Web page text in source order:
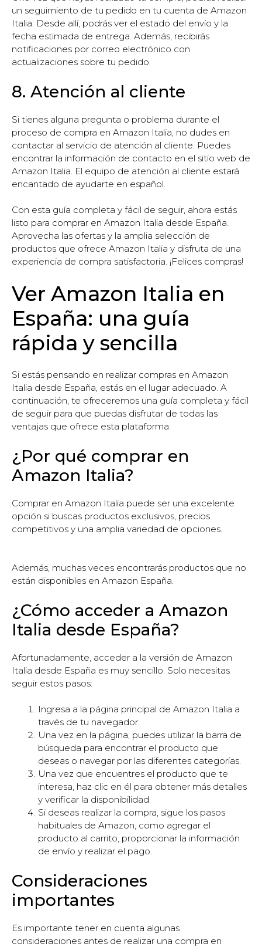
un seguimiento de tu pedido en tu cuenta de Amazon
Italia. Desde allí, podrás ver el estado del envío y la
fecha estimada de entrega. Además, recibirás
notificaciones por correo electrónico con
actualizaciones sobre tu pedido.
8. Atención al cliente
Si tienes alguna pregunta o problema durante el
proceso de compra en Amazon Italia, no dudes en
contactar al servicio de atención al cliente. Puedes
encontrar la información de contacto en el sitio web de
Amazon Italia. El equipo de atención al cliente estará
encantado de ayudarte en español.
Con esta guía completa y fácil de seguir, ahora estás
listo para comprar en Amazon Italia desde España.
Aprovecha las ofertas y la amplia selección de
productos que ofrece Amazon Italia y disfruta de una
experiencia de compra satisfactoria. ¡Felices compras!
Ver Amazon Italia en
España: una guía
rápida y sencilla
Si estás pensando en realizar compras en Amazon
Italia desde España, estás en el lugar adecuado. A
continuación, te ofreceremos una guía completa y fácil
de seguir para que puedas disfrutar de todas las
ventajas que ofrece esta plataforma.
¿Por qué comprar en
Amazon Italia?
Comprar en Amazon Italia puede ser una excelente
opción si buscas productos exclusivos, precios
competitivos y una amplia variedad de opciones.
Además, muchas veces encontrarás productos que no
están disponibles en Amazon España.
¿Cómo acceder a Amazon
Italia desde España?
Afortunadamente, acceder a la versión de Amazon
Italia desde España es muy sencillo. Solo necesitas
seguir estos pasos:
Ingresa a la página principal de Amazon Italia a
través de tu navegador.
Una vez en la página, puedes utilizar la barra de
búsqueda para encontrar el producto que
deseas o navegar por las diferentes categorías.
Una vez que encuentres el producto que te
interesa, haz clic en él para obtener más detalles
y verificar la disponibilidad.
Si deseas realizar la compra, sigue los pasos
habituales de Amazon, como agregar el
producto al carrito, proporcionar la información
de envío y realizar el pago.
Consideraciones
importantes
Es importante tener en cuenta algunas
consideraciones antes de realizar una compra en